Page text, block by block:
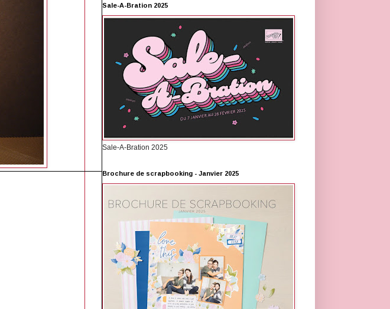
Sale-A-Bration 2025
Sale-A-Bration 2025
Brochure de scrapbooking - Janvier 2025